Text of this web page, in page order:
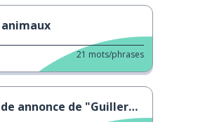
animaux
21 mots/phrases
de "Guillermo del Toro's Pinocchio"